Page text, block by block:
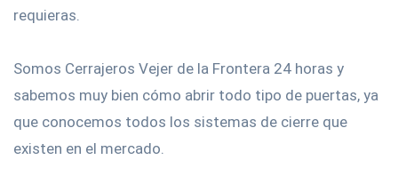
requieras.
Somos Cerrajeros Vejer de la Frontera 24 horas y
sabemos muy bien cómo abrir todo tipo de puertas, ya
que conocemos todos los sistemas de cierre que
existen en el mercado.